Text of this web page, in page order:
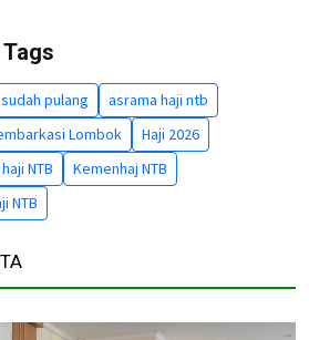
pulang
asrama haji ntb
Lombok
Haji 2026
NTB
Kemenhaj NTB
NTB